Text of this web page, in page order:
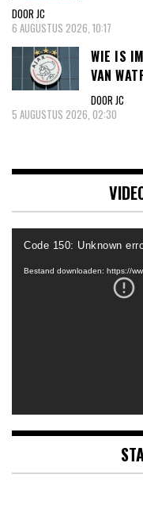
DOOR JC
6 AUGUSTUS 2026, 10:17
WIE IS
VAN
DOOR JC
5 AUGUSTUS 2026, 02:30
Videospeler
Code 150: Unknown
Bestand downloaden: https://